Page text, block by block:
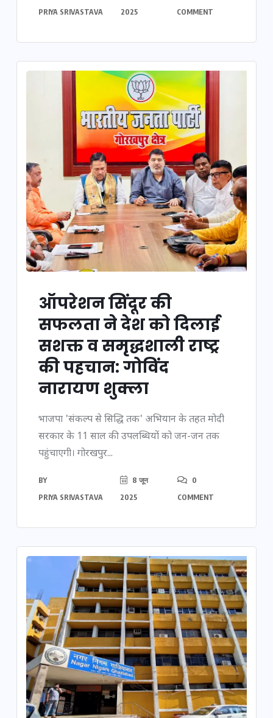
PRIYA SRIVASTAVA
2025
COMMENT
ऑपरेशन सिंदूर की
सफलता ने देश को दिलाई
सशक्त व समृद्धशाली राष्ट्र
की पहचान: गोविंद
नारायण शुक्ला
भाजपा 'संकल्प से सिद्धि तक' अभियान के तहत मोदी
सरकार के 11 साल की उपलब्धियों को जन-जन तक
पहुंचाएगी। गोरखपुर...
BY
PRIYA SRIVASTAVA
8 जून
2025
0
COMMENT